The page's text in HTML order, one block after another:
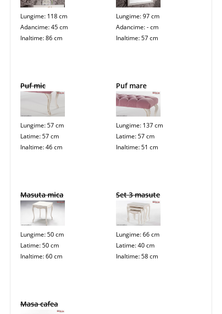
Lungime: 118 cm
Adancime: 45 cm
Inaltime: 86 cm
Lungime: 97 cm
Adancime: - cm
Inaltime: 57 cm
Puf mic
Lungime: 57 cm
Latime: 57 cm
Inaltime: 46 cm
Puf mare
Lungime: 137 cm
Latime: 57 cm
Inaltime: 51 cm
Masuta mica
Lungime: 50 cm
Latime: 50 cm
Inaltime: 60 cm
Set 3 masute
Lungime: 66 cm
Latime: 40 cm
Inaltime: 58 cm
Masa cafea